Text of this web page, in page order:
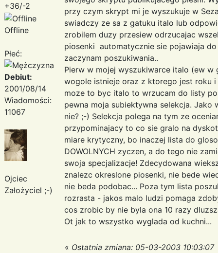
+36/-2
Offline
Płeć:
Debiut:
2001/08/14
Wiadomości:
11067
Ojciec
Założyciel ;-)
przy czym skrypt mi je wyszukuje w
swiadczy ze sa z gatuku italo lub
zrobilem duzy przesiew odrzucajac
piosenki automatycznie sie pojawiaja
zaczynam poszukiwania..
Pierw w mojej wyszukiwarce italo (ew
wogole istnieje oraz z ktorego jest roku
moze to byc italo to wrzucam do listy
pewna moja subiektywna selekcja.
nie? ;-) Selekcja polega na tym ze
przypominajacy to co sie gralo na
miare krytyczny, bo inaczej lista do
DOWOLNYCH zyczen, a do tego nie
swoja specjalizacje! Zdecydowana
znalezc okreslone piosenki, nie bede
nie beda podobac... Poza tym lista
rozrasta - jakos malo ludzi pomaga
cos zrobic by nie byla ona 10 razy
Ot jak to wszystko wyglada od kuchni...
« Ostatnia zmiana: 05-03-2003 10:03:07